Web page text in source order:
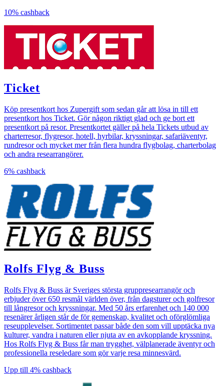
10% cashback
Ticket
Köp presentkort hos Zupergift som sedan går att lösa in till ett
presentkort hos Ticket. Gör någon riktigt glad och ge bort ett
presentkort på resor. Presentkortet gäller på hela Tickets utbud av
charterresor, flygresor, hotell, hyrbilar, kryssningar, safariäventyr,
rundresor och mycket mer från flera hundra flygbolag, charterbolag
och andra researrangörer.
6% cashback
Rolfs Flyg & Buss
Rolfs Flyg & Buss är Sveriges största gruppresearrangör och
erbjuder över 650 resmål världen över, från dagsturer och golfresor
till långresor och kryssningar. Med 50 års erfarenhet och 140 000
resenärer årligen står de för gemenskap, kvalitet och oförglömliga
reseupplevelser. Sortimentet passar både den som vill upptäcka nya
kulturer, vandra i naturen eller njuta av en avkopplande kryssning.
Hos Rolfs Flyg & Buss får man trygghet, välplanerade äventyr och
professionella reseledare som gör varje resa minnesvärd.
Upp till 4% cashback